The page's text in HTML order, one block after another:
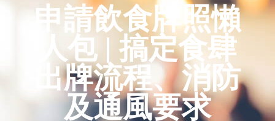
申請飲食牌照懶
人包 | 搞定食肆
出牌流程、消防
及通風要求